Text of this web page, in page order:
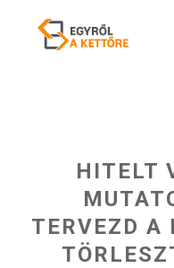
HITELT
TERVEZD A